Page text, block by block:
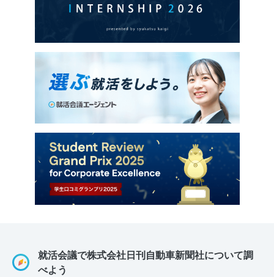
就活会議で株式会社日刊自動車新聞社について調
べよう